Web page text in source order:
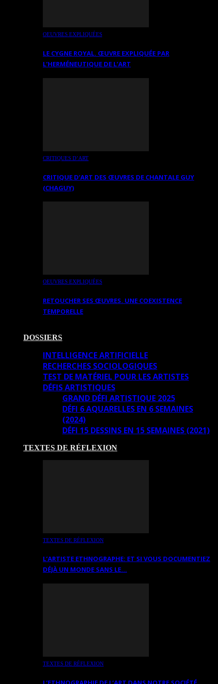
OEUVRES EXPLIQUÉES
LE CYGNE ROYAL. ŒUVRE EXPLIQUÉE PAR
L’HERMÉNEUTIQUE DE L’ART
CRITIQUES D’ART
CRITIQUE D’ART DES ŒUVRES DE CHANTALE GUY
(CHAGUY)
OEUVRES EXPLIQUÉES
RETOUCHER SES ŒUVRES. UNE COEXISTENCE
TEMPORELLE
DOSSIERS
INTELLIGENCE ARTIFICIELLE
RECHERCHES SOCIOLOGIQUES
TEST DE MATÉRIEL POUR LES ARTISTES
DÉFIS ARTISTIQUES
GRAND DÉFI ARTISTIQUE 2025
DÉFI 6 AQUARELLES EN 6 SEMAINES
(2024)
DÉFI 15 DESSINS EN 15 SEMAINES (2021)
TEXTES DE RÉFLEXION
TEXTES DE RÉFLEXION
L’ARTISTE ETHNOGRAPHE: ET SI VOUS DOCUMENTIEZ
DÉJÀ UN MONDE SANS LE…
TEXTES DE RÉFLEXION